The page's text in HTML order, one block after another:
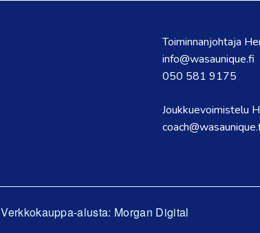
Toiminnanjohtaja
info@wasaunique.fi
050 581 9175
Joukkuevoimistelu
Verkkokauppa-alusta: Morgan Digital